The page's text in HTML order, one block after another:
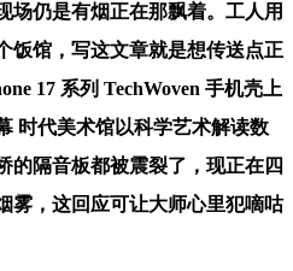
仍是有烟正在那飘着。工人用
饭馆，写这文章就是想传送点正
17 系列 TechWoven 手机壳上
时代美术馆以科学艺术解读数
的隔音板都被震裂了，现正在四
雾，这回应可让大师心里犯嘀咕